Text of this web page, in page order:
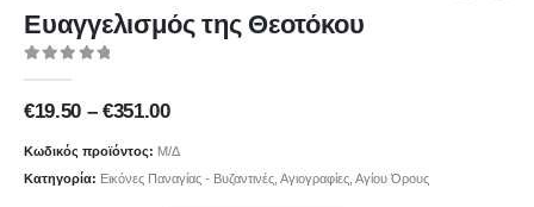
Ευαγγελισμός της Θεοτόκου
€19.50 – €351.00Price
€19.50
through
€351.00
Κωδικός προϊόντος: Μ/Δ
Κατηγορία: Εικόνες Παναγίας - Βυζαντινές, Αγιογραφίες, Αγίου Όρους